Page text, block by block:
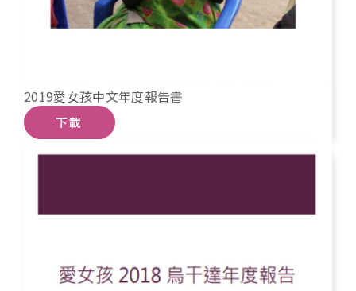
2019愛女孩中文年度報告書
下載